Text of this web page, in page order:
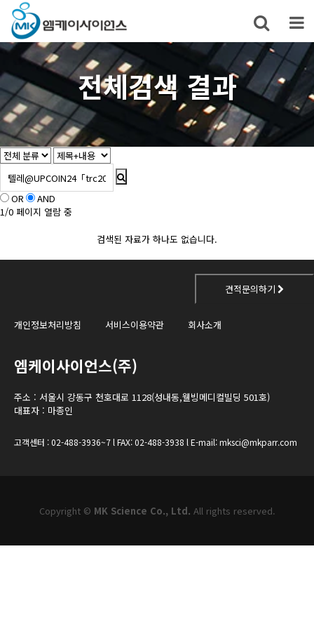
전체검색 결과
OR
AND
1/0 페이지 열람 중
검색된 자료가 하나도 없습니다.
견적문의하기
개인정보처리방침 서비스이용약관 회사소개
엠케이사이언스(주)
주소 : 서울시 강동구 천호대로 1128(성내동,웰빙메디컬빌딩 501호)
대표자 : 마종인
고객센터 : 02-488-3936~7 l FAX: 02-488-3938 l E-mail: mksci@mkparr.com
Copyright © MK Science Co., Ltd. All rights reserved.